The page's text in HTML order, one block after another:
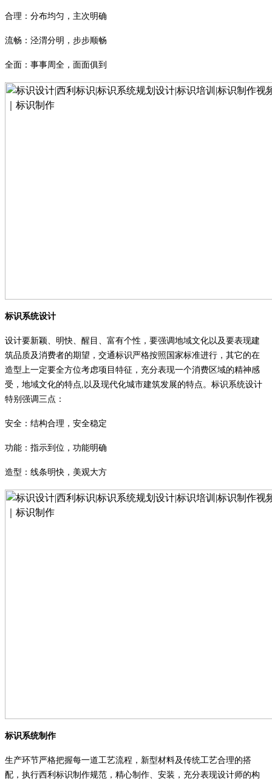
合理：分布均匀，主次明确
流畅：泾渭分明，步步顺畅
全面：事事周全，面面俱到
标识系统设计
设计要新颖、明快、醒目、富有个性，要强调地域文化以及要表现建
筑品质及消费者的期望，交通标识严格按照国家标准进行，其它的在
造型上一定要全方位考虑项目特征，充分表现一个消费区域的精神感
受，地域文化的特点 以及现代化城市建筑发展的特点。标识系统设计
特别强调三点：
安全：结构合理，安全稳定
功能：指示到位，功能明确
造型：线条明快，美观大方
标识系统制作
生产环节严格把握每一道工艺流程，新型材料及传统工艺合理的搭
配，执行西利标识制作规范，精心制作、安装，充分表现设计师的构